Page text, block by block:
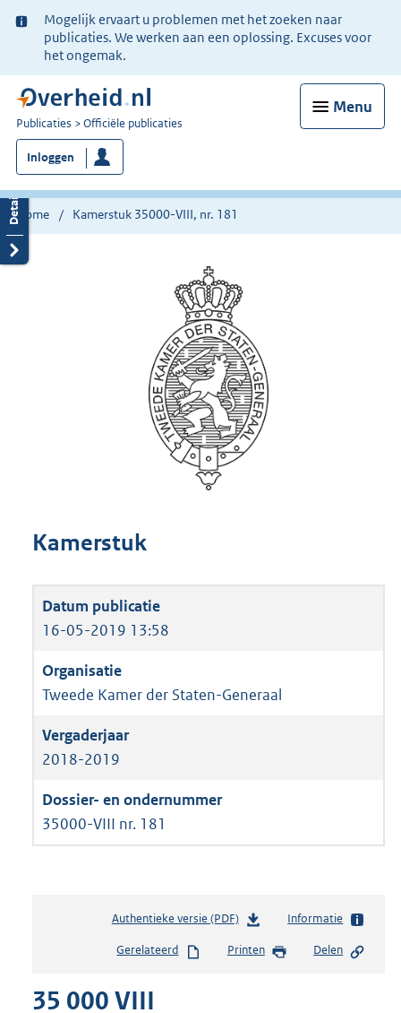
Ter
informatie:
Mogelijk ervaart u problemen met het zoeken naar
publicaties. We werken aan een oplossing. Excuses voor
het ongemak.
Menu
U
bent
nu
hier:
Publicaties Officiële publicaties
Inloggen
Home Kamerstuk 35000-VIII, nr. 181
Kamerstuk
16-05-2019 13:58
Tweede Kamer der Staten-Generaal
2018-2019
35000-VIII nr. 181
Authentieke versie (PDF)b
s
Informatie
Gerelateerd Printen Delen
35 000 VIII